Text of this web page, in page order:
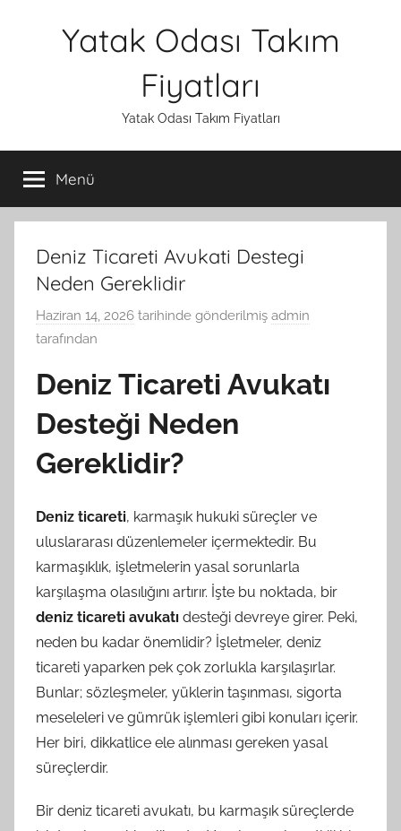
Yatak Odası Takım
Fiyatları
Yatak Odası Takım Fiyatları
Menü
Deniz Ticareti Avukati Destegi
Neden Gereklidir
Haziran 14, 2026 tarihinde gönderilmiş admin
tarafından
Deniz Ticareti Avukatı
Desteği Neden
Gereklidir?
Deniz ticareti, karmaşık hukuki süreçler ve
uluslararası düzenlemeler içermektedir. Bu
karmaşıklık, işletmelerin yasal sorunlarla
karşılaşma olasılığını artırır. İşte bu noktada, bir
deniz ticareti avukatı desteği devreye girer. Peki,
neden bu kadar önemlidir? İşletmeler, deniz
ticareti yaparken pek çok zorlukla karşılaşırlar.
Bunlar; sözleşmeler, yüklerin taşınması, sigorta
meseleleri ve gümrük işlemleri gibi konuları içerir.
Her biri, dikkatlice ele alınması gereken yasal
süreçlerdir.
Bir deniz ticareti avukatı, bu karmaşık süreçlerde